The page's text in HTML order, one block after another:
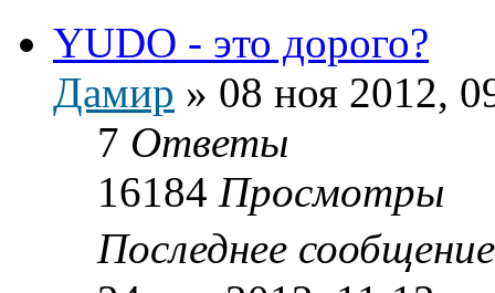
YUDO - это дорого?
Дамир » 08 ноя 2012,
7 Ответы
16184 Просмотры
Последнее